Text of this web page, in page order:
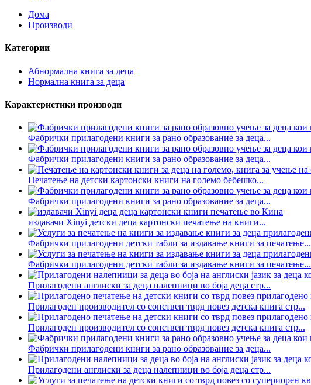
Дома
Производи
Категории
Абнормална книга за деца
Нормална книга за деца
Карактеристики производи
Фабрички прилагодени книги за рано образование за деца...
Фабрички прилагодени книги за рано образование за деца...
Печатење на детски картонски книги на големо бебешко...
Фабрички прилагодени книги за рано образование за деца...
издавачи Xinyi детски деца картонски печатење на книги...
Фабрички прилагодени детски табли за издавање книги за печатење...
Фабрички прилагодени детски табли за издавање книги за печатење...
Прилагодени англиски за деца налепници во боја деца стр...
Прилагоден производител со сопствен тврд повез детска книга стр...
Прилагоден производител со сопствен тврд повез детска книга стр...
Фабрички прилагодени книги за рано образование за деца...
Прилагодени англиски за деца налепници во боја деца стр...